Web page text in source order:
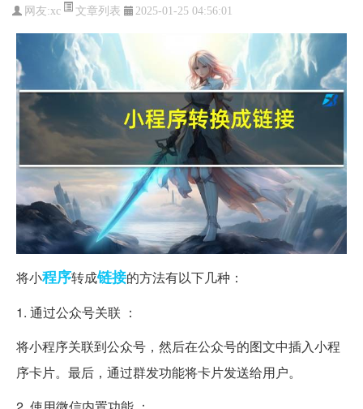
网友:xc 文章列表 2025-01-25 04:56:01
将小程序转成链接的方法有以下几种：
1. 通过公众号关联 ：
将小程序关联到公众号，然后在公众号的图文中插入小程
序卡片。最后，通过群发功能将卡片发送给用户。